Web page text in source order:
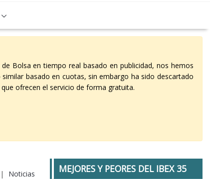
Bolsa en tiempo real basado en publicidad, nos hemos
basado en cuotas, sin embargo ha sido descartado
ofrecen el servicio de forma gratuita.
| Noticias MEJORES Y PEORES DEL IBEX 35